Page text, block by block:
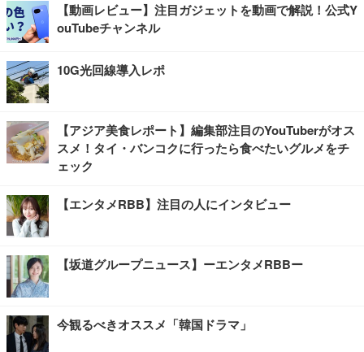
【動画レビュー】注目ガジェットを動画で解説！公式Y
ouTubeチャンネル
10G光回線導入レポ
【アジア美食レポート】編集部注目のYouTuberがオス
スメ！タイ・バンコクに行ったら食べたいグルメをチ
ェック
【エンタメRBB】注目の人にインタビュー
【坂道グループニュース】ーエンタメRBBー
今観るべきオススメ「韓国ドラマ」